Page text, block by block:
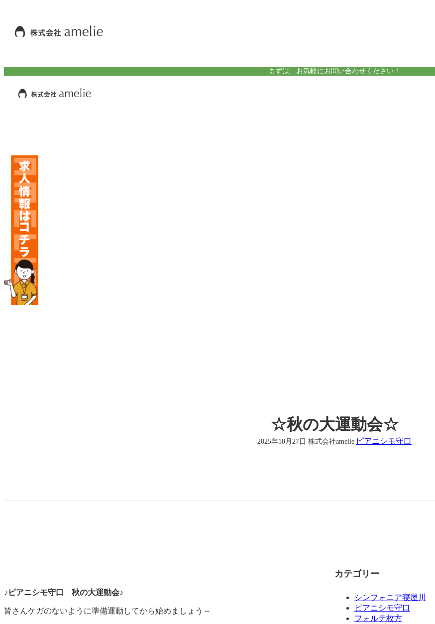
まずは、お気軽にお問い合わせください！
☆秋の大運動会☆
2025年10月27日 株式会社amelie ピアニシモ守口
♪ ピアニシモ守口 秋の大運動会♪
皆さんケガのないように準備運動してから始めましょう～
カテゴリー
シンフォニア寝屋川
ピアニシモ守口
フォルテ枚方